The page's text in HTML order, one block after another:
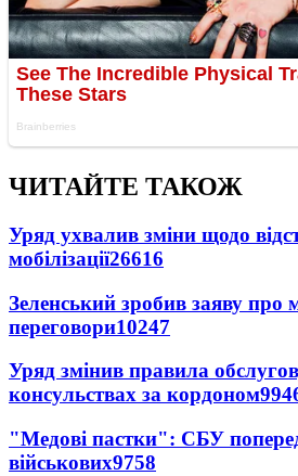
ЧИТАЙТЕ ТАКОЖ
Уряд ухвалив зміни щодо
мобілізації26616
Зеленський зробив заяву про
переговори10247
Уряд змінив правила
консульствах за кордоном
"Медові пастки": СБУ
військових9758